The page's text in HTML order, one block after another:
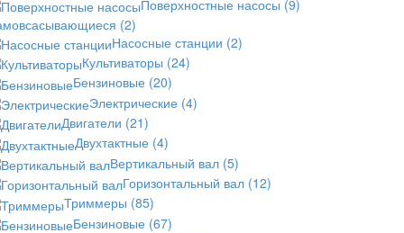
Поверхностные насосы (9)
(2)
Насосные станции (2)
Культиваторы (24)
Бензиновые (20)
Электрические (4)
Двигатели (21)
Двухтактные (4)
Вертикальный вал (5)
Горизонтальный вал (12)
Триммеры (85)
Бензиновые (67)